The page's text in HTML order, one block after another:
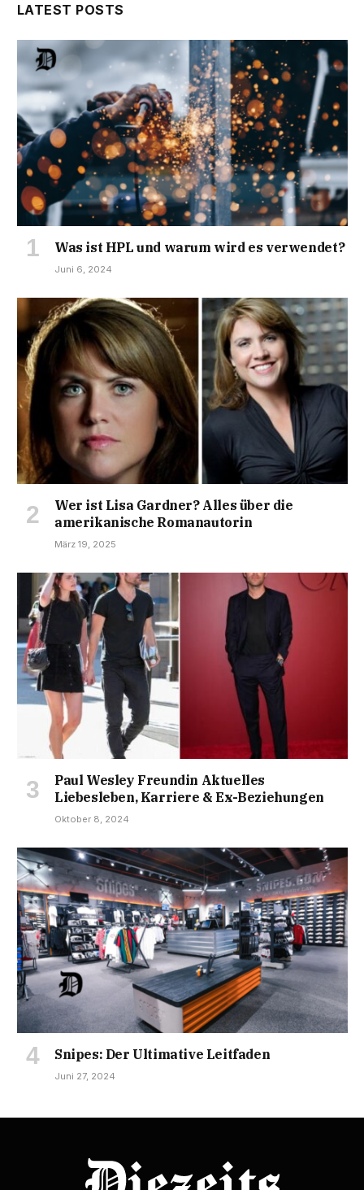
LATEST POSTS
Was ist HPL und warum wird es verwendet?
Juni 6, 2024
Wer ist Lisa Gardner? Alles über die
amerikanische Romanautorin
März 19, 2025
Paul Wesley Freundin Aktuelles
Liebesleben, Karriere & Ex-Beziehungen
Oktober 8, 2024
Snipes: Der Ultimative Leitfaden
Juni 27, 2024